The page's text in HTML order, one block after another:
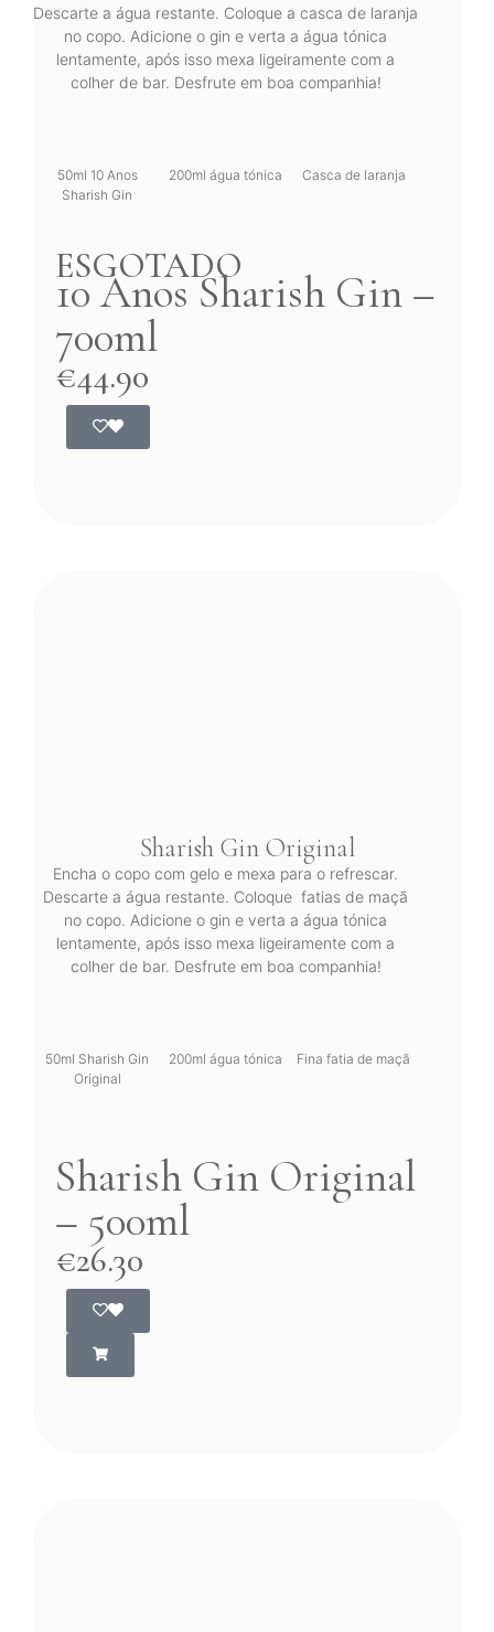
Descarte a água restante. Coloque a casca de laranja
no copo. Adicione o gin e verta a água tónica
lentamente, após isso mexa ligeiramente com a
colher de bar. Desfrute em boa companhia!
50ml 10 Anos
Sharish Gin
200ml água tónica Casca de laranja
ESGOTADO
10 Anos Sharish Gin –
700ml
€44.90
Sharish Gin Original
Encha o copo com gelo e mexa para o refrescar.
Descarte a água restante. Coloque fatias de maçã
no copo. Adicione o gin e verta a água tónica
lentamente, após isso mexa ligeiramente com a
colher de bar. Desfrute em boa companhia!
50ml Sharish Gin
Original
200ml água tónica Fina fatia de maçã
Sharish Gin Original
– 500ml
€26.30